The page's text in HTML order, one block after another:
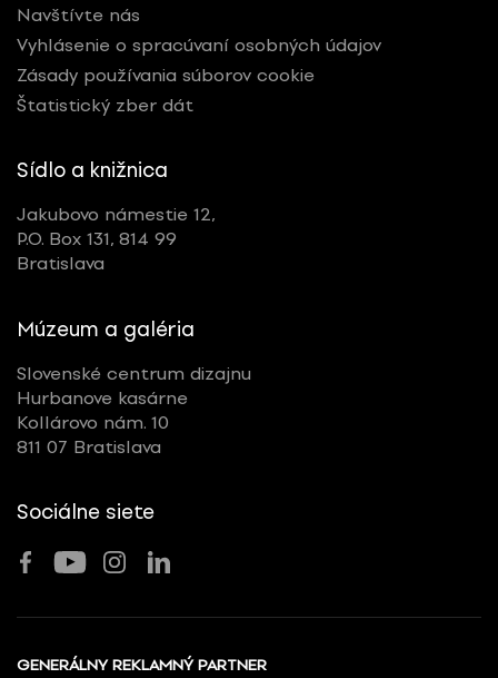
Navštívte nás
Vyhlásenie o spracúvaní osobných údajov
Zásady používania súborov cookie
Štatistický zber dát
Sídlo a knižnica
Jakubovo námestie 12,
P.O. Box 131, 814 99
Bratislava
Múzeum a galéria
Slovenské centrum dizajnu
Hurbanove kasárne
Kollárovo nám. 10
811 07 Bratislava
Sociálne siete
GENERÁLNY REKLAMNÝ PARTNER